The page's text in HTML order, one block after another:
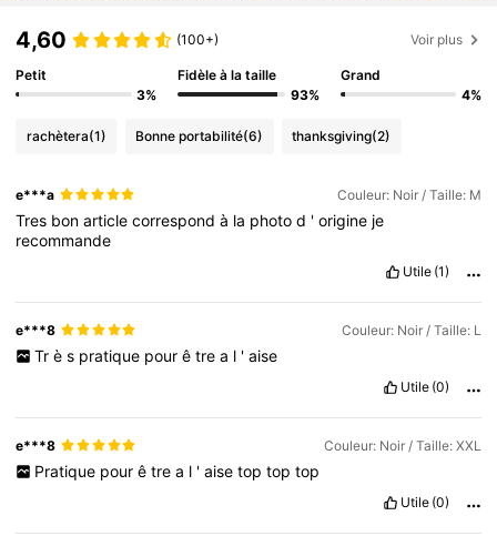
4,60 (100+) Voir plus
Petit
3%
Fidèle à la taille
93%
Grand
4%
rachètera(1) Bonne portabilité(6) thanksgiving(2)
e***a Couleur: Noir / Taille: M
Tres bonarticlecorrespondà la photod 'origine je
recommande
Utile (1)
e***8 Couleur: Noir / Taille: L
Tr è s pratique pour ê tre a l ' aise
Utile (0)
e***8 Couleur: Noir / Taille: XXL
Pratique pour ê tre a l ' aise top top top
Utile (0)